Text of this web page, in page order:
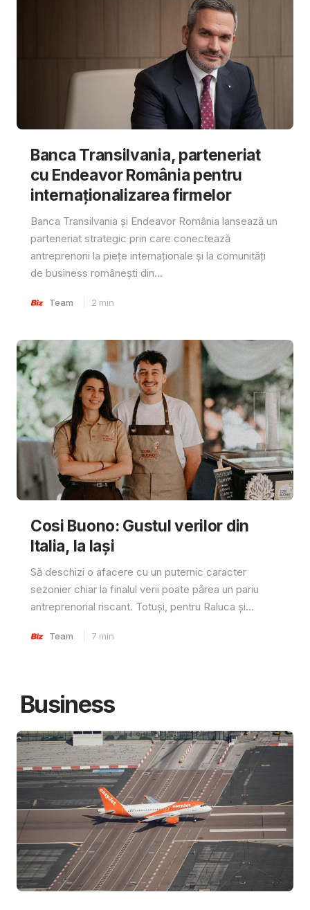
Banca Transilvania, parteneriat
cu Endeavor România pentru
internaționalizarea firmelor
Banca Transilvania și Endeavor România lansează un
parteneriat strategic prin care conectează
antreprenorii la piețe internaționale și la comunități
de business românești din...
Team 2 min
Cosi Buono: Gustul verilor din
Italia, la Iași
Să deschizi o afacere cu un puternic caracter
sezonier chiar la finalul verii poate părea un pariu
antreprenorial riscant. Totuși, pentru Raluca și...
Team 7 min
Business